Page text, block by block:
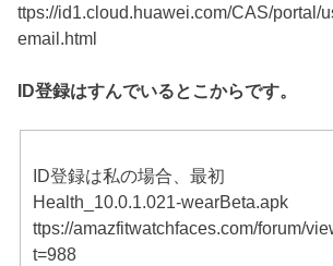
ttps://id1.cloud.huawei.com/CAS/portal/
email.html
ID登録はすんでいるとこからです。
ID登録は私の場合、最初
Health_10.0.1.021-wearBeta.apk
ttps://amazfitwatchfaces.com/forum/
t=988